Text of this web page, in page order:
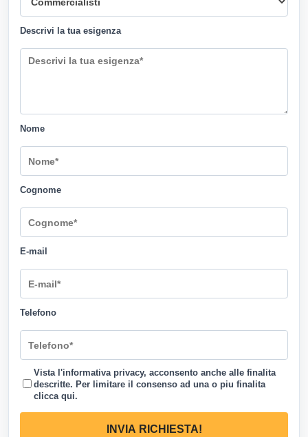
Descrivi la tua esigenza
Nome
Cognome
E-mail
Telefono
Vista l'informativa privacy, acconsento anche alle finalita
descritte. Per limitare il consenso ad una o piu finalita
clicca qui.
INVIA RICHIESTA!